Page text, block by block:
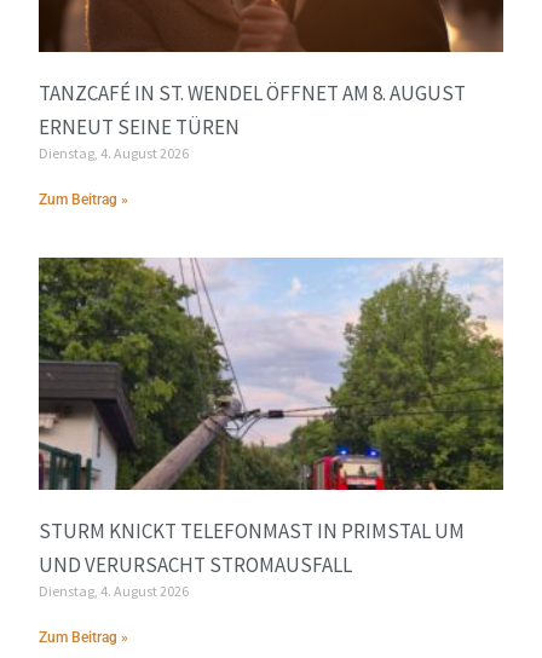
TANZCAFÉ IN ST. WENDEL ÖFFNET AM 8. AUGUST
ERNEUT SEINE TÜREN
Dienstag, 4. August 2026
Zum Beitrag »
STURM KNICKT TELEFONMAST IN PRIMSTAL UM
UND VERURSACHT STROMAUSFALL
Dienstag, 4. August 2026
Zum Beitrag »